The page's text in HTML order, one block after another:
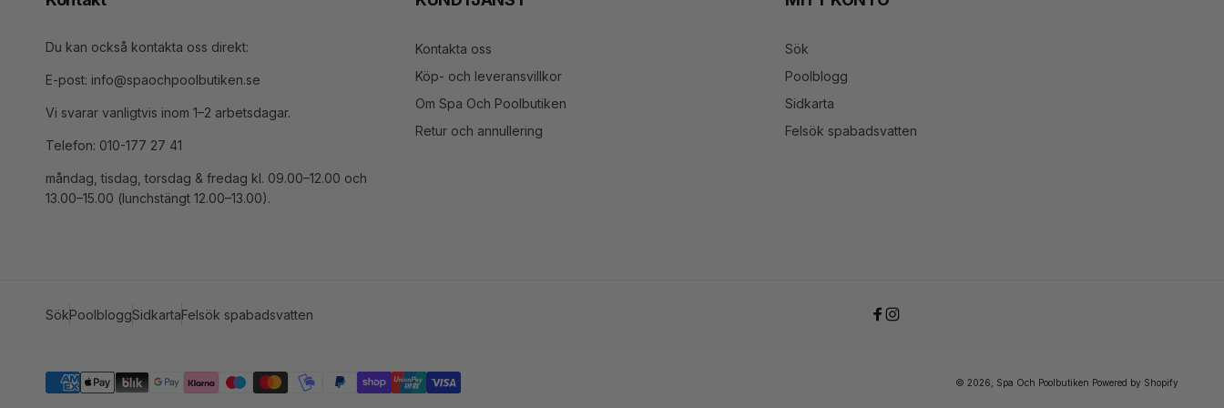
Du kan också kontakta oss direkt:
E-post: info@spaochpoolbutiken.se
Vi svarar vanligtvis inom 1–2 arbetsdagar.
Telefon: 010-177 27 41
måndag, tisdag, torsdag & fredag kl. 09.00–12.00 och
13.00–15.00 (lunchstängt 12.00–13.00).
Kontakta oss
Köp- och leveransvillkor
Om Spa Och Poolbutiken
Retur och annullering
Sök
Poolblogg
Sidkarta
Felsök spabadsvatten
SökPoolbloggSidkartaFelsök spabadsvatten
Facebook
Instagram
Betalningsmetoder © 2026, Spa Och Poolbutiken Powered by Shopify